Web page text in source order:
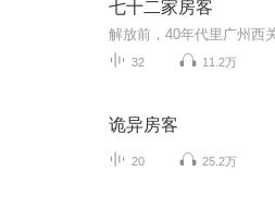
七十二家房客
32 11.2万
诡异房客
20 25.2万